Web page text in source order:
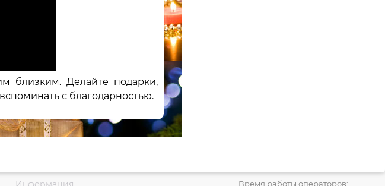
близким. Делайте подарки,
с благодарностью.
Время работы операторов: